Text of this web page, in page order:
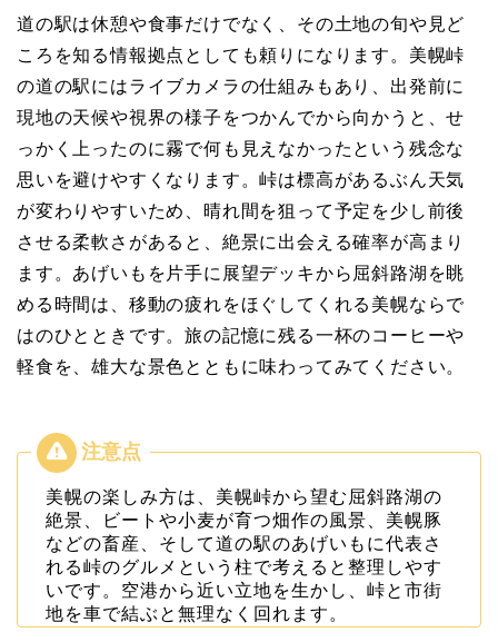
道の駅は休憩や食事だけでなく、その土地の旬や見ど
ころを知る情報拠点としても頼りになります。美幌峠
の道の駅にはライブカメラの仕組みもあり、出発前に
現地の天候や視界の様子をつかんでから向かうと、せ
っかく上ったのに霧で何も見えなかったという残念な
思いを避けやすくなります。峠は標高があるぶん天気
が変わりやすいため、晴れ間を狙って予定を少し前後
させる柔軟さがあると、絶景に出会える確率が高まり
ます。あげいもを片手に展望デッキから屈斜路湖を眺
める時間は、移動の疲れをほぐしてくれる美幌ならで
はのひとときです。旅の記憶に残る一杯のコーヒーや
軽食を、雄大な景色とともに味わってみてください。
美幌の楽しみ方は、美幌峠から望む屈斜路湖の
絶景、ビートや小麦が育つ畑作の風景、美幌豚
などの畜産、そして道の駅のあげいもに代表さ
れる峠のグルメという柱で考えると整理しやす
いです。空港から近い立地を生かし、峠と市街
地を車で結ぶと無理なく回れます。